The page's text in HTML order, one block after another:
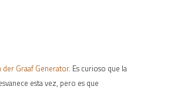
der Graaf Generator. Es curioso que la
esta vez, pero es que